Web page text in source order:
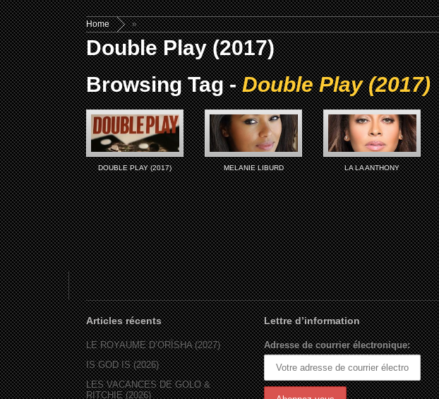
Home »
Double Play (2017)
Browsing Tag -Double Play (2017)
DOUBLE PLAY (2017) MELANIE LIBURD LA LA ANTHONY
Articles récents
LE ROYAUME D’ORÏSHA (2027)
IS GOD IS (2026)
LES VACANCES DE GOLO &
RITCHIE (2026)
Lettre d’information
Adresse de courrier électronique: